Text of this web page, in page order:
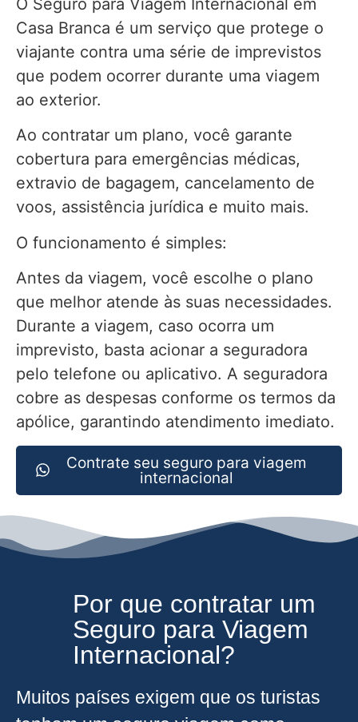
O Seguro para Viagem Internacional em
Casa Branca é um serviço que protege o
viajante contra uma série de imprevistos
que podem ocorrer durante uma viagem
ao exterior.
Ao contratar um plano, você garante
cobertura para emergências médicas,
extravio de bagagem, cancelamento de
voos, assistência jurídica e muito mais.
O funcionamento é simples:
Antes da viagem, você escolhe o plano
que melhor atende às suas necessidades.
Durante a viagem, caso ocorra um
imprevisto, basta acionar a seguradora
pelo telefone ou aplicativo. A seguradora
cobre as despesas conforme os termos da
apólice, garantindo atendimento imediato.
Contrate seu seguro para viagem
internacional
Por que contratar um
Seguro para Viagem
Internacional?
Muitos países exigem que os turistas